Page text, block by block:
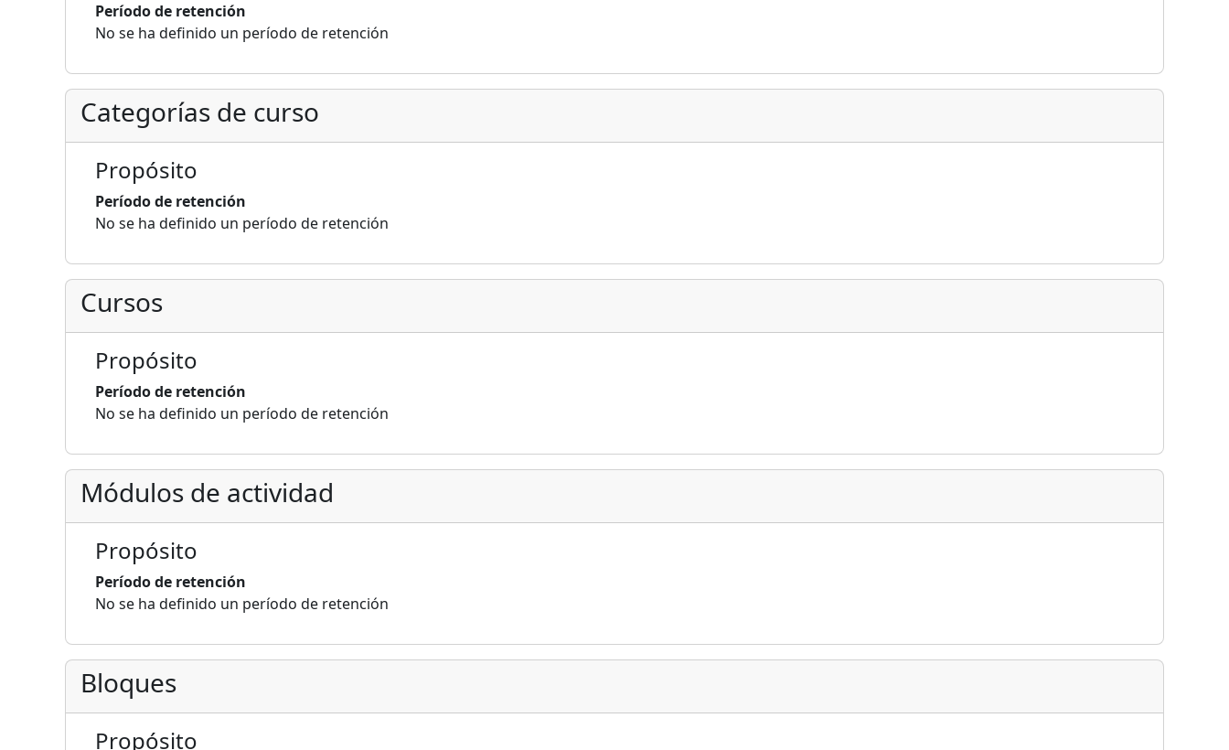
Período de retención
No se ha definido un período de retención
Categorías de curso
Propósito
Período de retención
No se ha definido un período de retención
Cursos
Propósito
Período de retención
No se ha definido un período de retención
Módulos de actividad
Propósito
Período de retención
No se ha definido un período de retención
Bloques
Propósito